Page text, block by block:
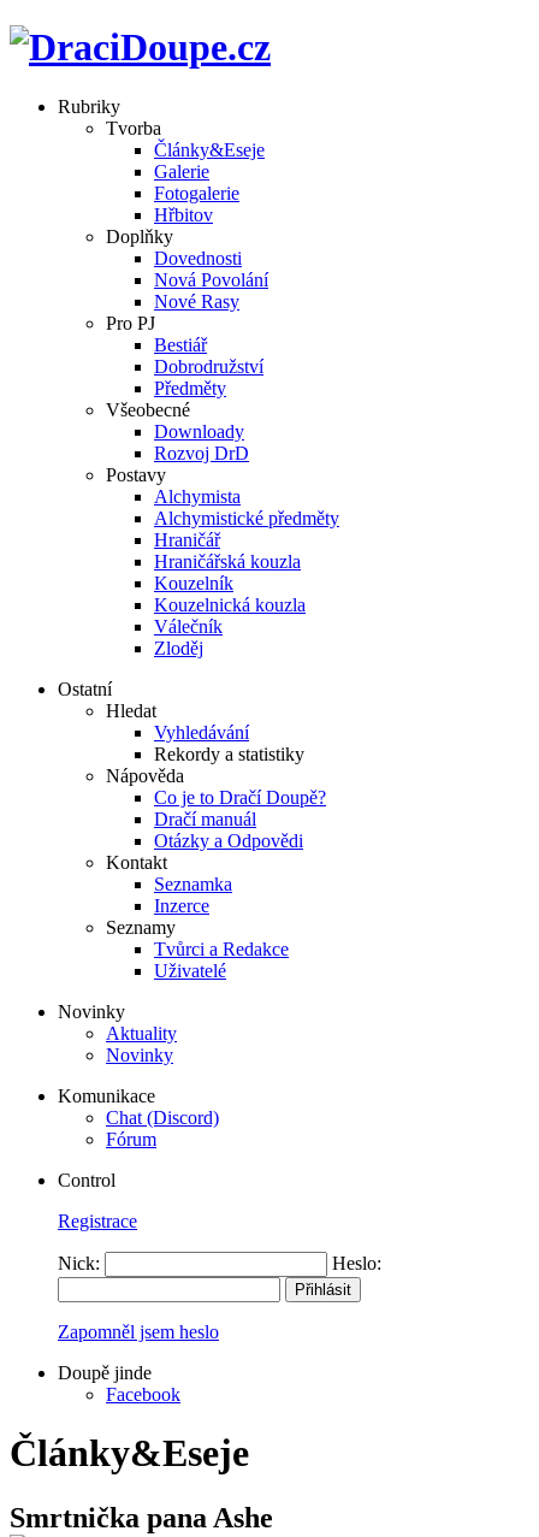
Rubriky
Tvorba
Články&Eseje
Galerie
Fotogalerie
Hřbitov
Doplňky
Dovednosti
Nová Povolání
Nové Rasy
Pro PJ
Bestiář
Dobrodružství
Předměty
Všeobecné
Downloady
Rozvoj DrD
Postavy
Alchymista
Alchymistické předměty
Hraničář
Hraničářská kouzla
Kouzelník
Kouzelnická kouzla
Válečník
Zloděj
Ostatní
Hledat
Vyhledávání
Rekordy a statistiky
Nápověda
Co je to Dračí Doupě?
Dračí manuál
Otázky a Odpovědi
Kontakt
Seznamka
Inzerce
Seznamy
Tvůrci a Redakce
Uživatelé
Novinky
Aktuality
Novinky
Komunikace
Chat (Discord)
Fórum
Control
Registrace
Nick: Heslo:
Zapomněl jsem heslo
Doupě jinde
Facebook
Články&Eseje
Smrtnička pana Ashe